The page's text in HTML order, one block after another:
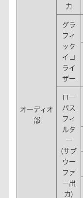
オーディオ
部
力
グラ
フィ
ック
イコ
ライ
ザー
ロー
パス
フィ
ルタ
ー
(サブ
ウー
ファ
ー出
力)